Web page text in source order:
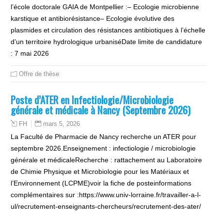
l’école doctorale GAIA de Montpellier :– Ecologie microbienne
karstique et antibiorésistance– Ecologie évolutive des
plasmides et circulation des résistances antibiotiques à l’échelle
d’un territoire hydrologique urbaniséDate limite de candidature
: 7 mai 2026
Offre de thèse
Poste d’ATER en Infectiologie/Microbiologie
générale et médicale à Nancy (Septembre 2026)
FH mars 5, 2026
La Faculté de Pharmacie de Nancy recherche un ATER pour
septembre 2026.Enseignement : infectiologie / microbiologie
générale et médicaleRecherche : rattachement au Laboratoire
de Chimie Physique et Microbiologie pour les Matériaux et
l’Environnement (LCPME)voir la fiche de posteinformations
complémentaires sur :https://www.univ-lorraine.fr/travailler-a-l-
ul/recrutement-enseignants-chercheurs/recrutement-des-ater/